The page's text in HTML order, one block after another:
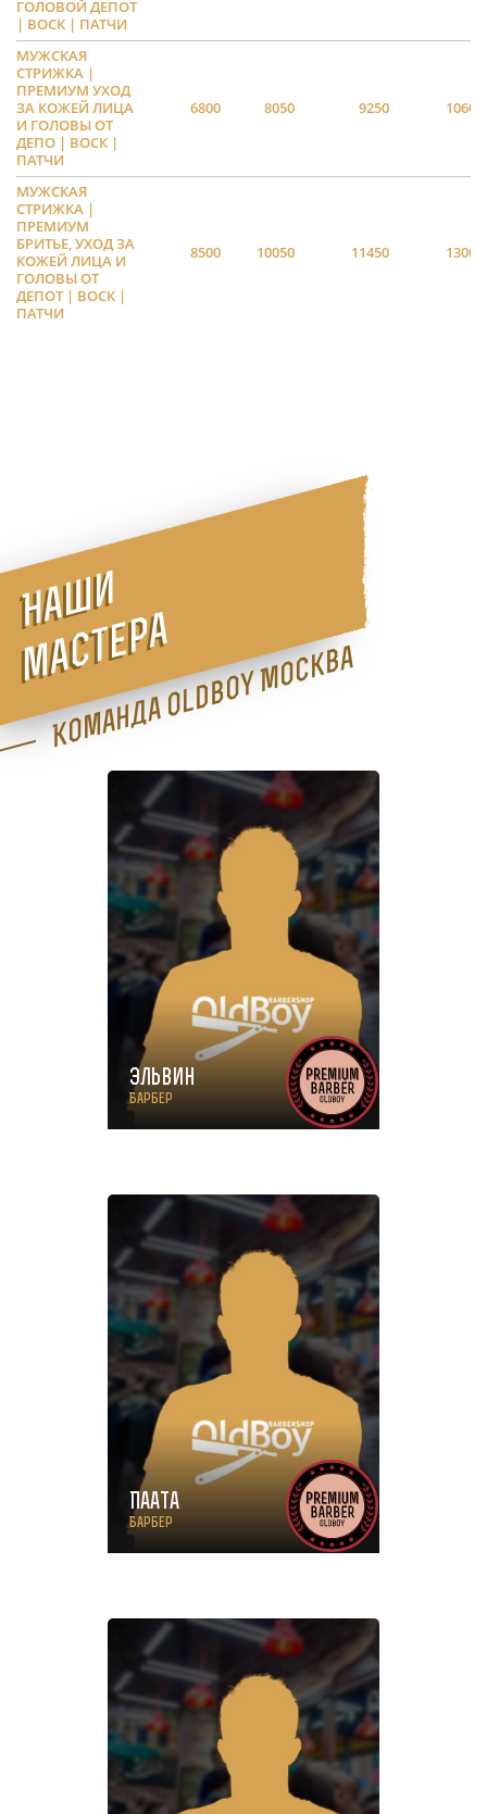
ГОЛОВОЙ ДЕПОТ
| ВОСК | ПАТЧИ
МУЖСКАЯ
СТРИЖКА |
ПРЕМИУМ УХОД
ЗА КОЖЕЙ ЛИЦА
И ГОЛОВЫ ОТ
ДЕПО | ВОСК |
ПАТЧИ
6800 8050 9250 10600
МУЖСКАЯ
СТРИЖКА |
ПРЕМИУМ
БРИТЬЕ, УХОД ЗА
КОЖЕЙ ЛИЦА И
ГОЛОВЫ ОТ
ДЕПОТ | ВОСК |
ПАТЧИ
8500 10050 11450 13000
Наши
мастера
Команда Oldboy Москва
Эльвин
Барбер
Паата
Барбер